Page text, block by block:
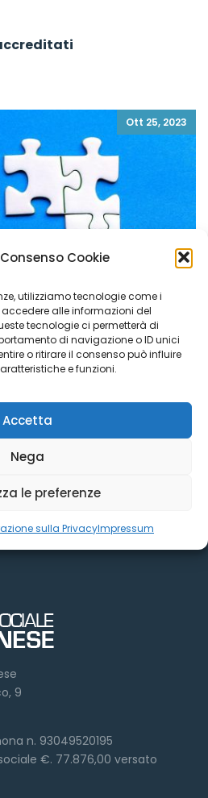
Cookie
utilizziamo tecnologie come i
alle informazioni del
tecnologie ci permetterà di
di navigazione o ID unici
o ritirare il consenso può influire
e funzioni.
Accetta
Nega
le preferenze
sulla PrivacyImpressum
Ott 25, 2023
9
n. 93049520195
€. 77.876,00 versato